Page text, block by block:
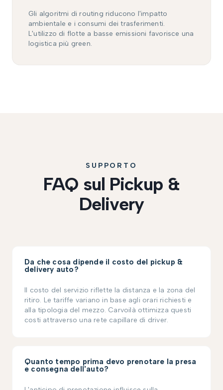
Gli algoritmi di routing riducono l'impatto
ambientale e i consumi dei trasferimenti.
L'utilizzo di flotte a basse emissioni favorisce una
logistica più green.
SUPPORTO
FAQ sul Pickup &
Delivery
Da che cosa dipende il costo del pickup &
delivery auto?
Il costo del servizio riflette la distanza e la zona del
ritiro. Le tariffe variano in base agli orari richiesti e
alla tipologia del mezzo. Carvoilà ottimizza questi
costi attraverso una rete capillare di driver.
Quanto tempo prima devo prenotare la presa
e consegna dell'auto?